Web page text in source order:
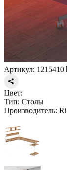
Артикул: 1215410
Цвет:
Тип: Столы
Производитель: